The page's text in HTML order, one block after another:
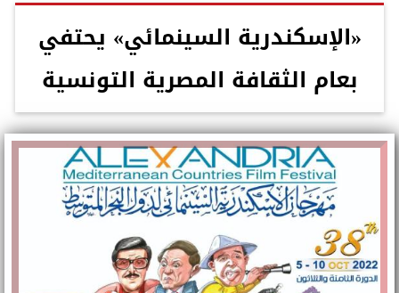
«الإسكندرية السينمائي» يحتفي
بعام الثقافة المصرية التونسية